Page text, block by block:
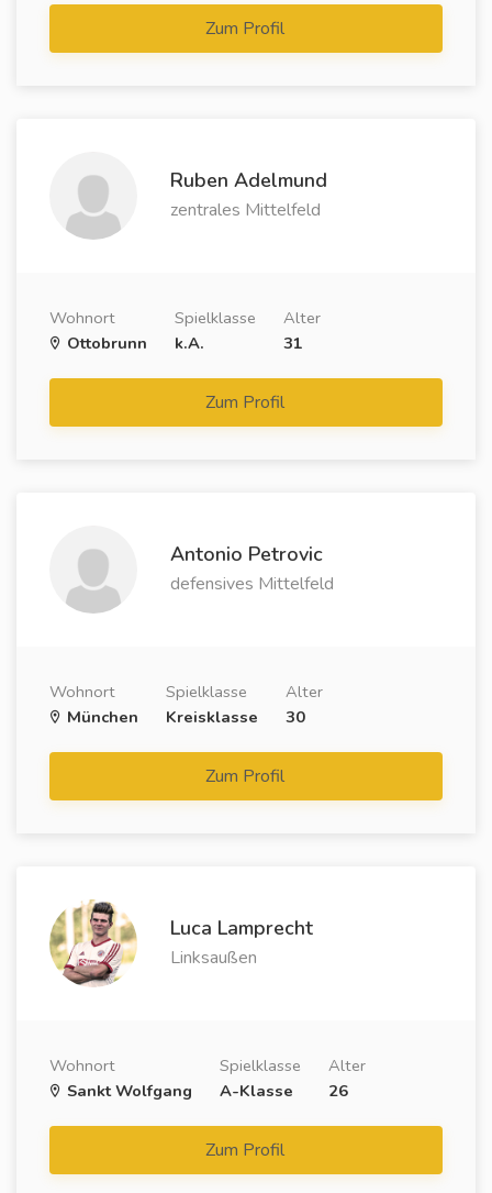
Zum Profil
Ruben Adelmund
zentrales Mittelfeld
Wohnort
Ottobrunn
Spielklasse
k.A.
Alter
31
Zum Profil
Antonio Petrovic
defensives Mittelfeld
Wohnort
München
Spielklasse
Kreisklasse
Alter
30
Zum Profil
Luca Lamprecht
Linksaußen
Wohnort
Sankt Wolfgang
Spielklasse
A-Klasse
Alter
26
Zum Profil